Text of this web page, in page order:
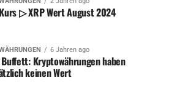
▷ XRP Wert August 2024
6 Jahren ago
Kryptowährungen haben
keinen Wert